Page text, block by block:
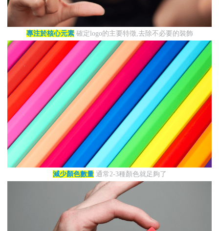
專注於核心元素確定logo的主要特徵,去除不必要的裝飾
減少顏色數量通常2-3種顏色就足夠了